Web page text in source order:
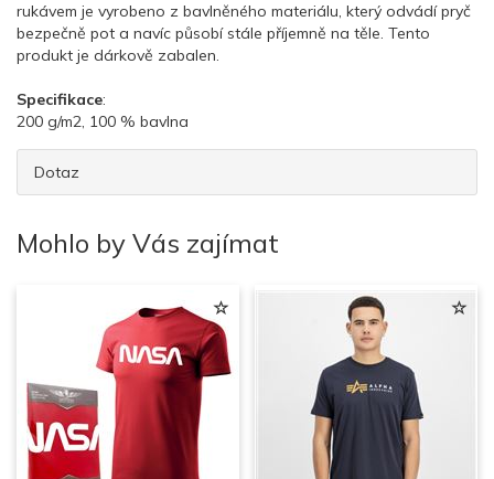
rukávem je vyrobeno z bavlněného materiálu, který odvádí pryč
bezpečně pot a navíc působí stále příjemně na těle. Tento
produkt je dárkově zabalen.
Specifikace:
200 g/m2, 100 % bavlna
Dotaz
Mohlo by Vás zajímat